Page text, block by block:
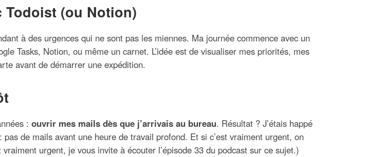
Todoist (ou Notion)
à des urgences qui ne sont pas les miennes. Ma journée commence avec un
Tasks, Notion, ou même un carnet. L’idée est de visualiser mes priorités, mes
avant de démarrer une expédition.
: ouvrir mes mails dès que j’arrivais au bureau. Résultat ? J’étais happé
de mails avant une heure de travail profond. Et si c’est vraiment urgent, on
urgent, je vous invite à écouter l’épisode 33 du podcast sur ce sujet.)